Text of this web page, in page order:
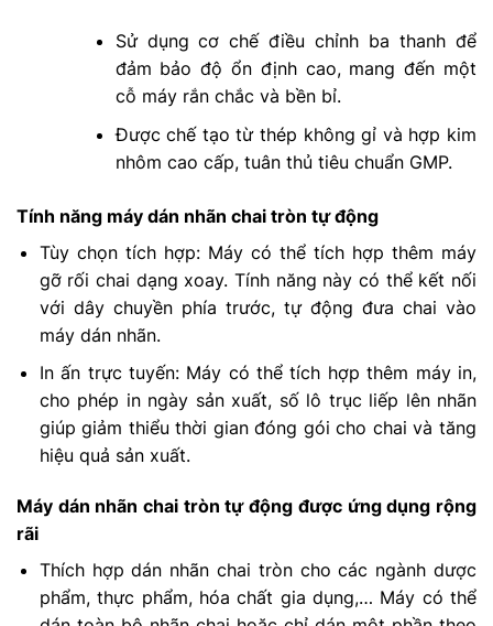
Sử dụng cơ chế điều chỉnh ba thanh để
đảm bảo độ ổn định cao, mang đến một
cỗ máy rắn chắc và bền bỉ.
Được chế tạo từ thép không gỉ và hợp kim
nhôm cao cấp, tuân thủ tiêu chuẩn GMP.
Tính năng máy dán nhãn chai tròn tự động
Tùy chọn tích hợp: Máy có thể tích hợp thêm máy
gỡ rối chai dạng xoay. Tính năng này có thể kết nối
với dây chuyền phía trước, tự động đưa chai vào
máy dán nhãn.
In ấn trực tuyến: Máy có thể tích hợp thêm máy in,
cho phép in ngày sản xuất, số lô trục liếp lên nhãn
giúp giảm thiểu thời gian đóng gói cho chai và tăng
hiệu quả sản xuất.
Máy dán nhãn chai tròn tự động được ứng dụng rộng
rãi
Thích hợp dán nhãn chai tròn cho các ngành dược
phẩm, thực phẩm, hóa chất gia dụng,… Máy có thể